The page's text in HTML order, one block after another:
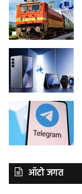
ऑटो जगत